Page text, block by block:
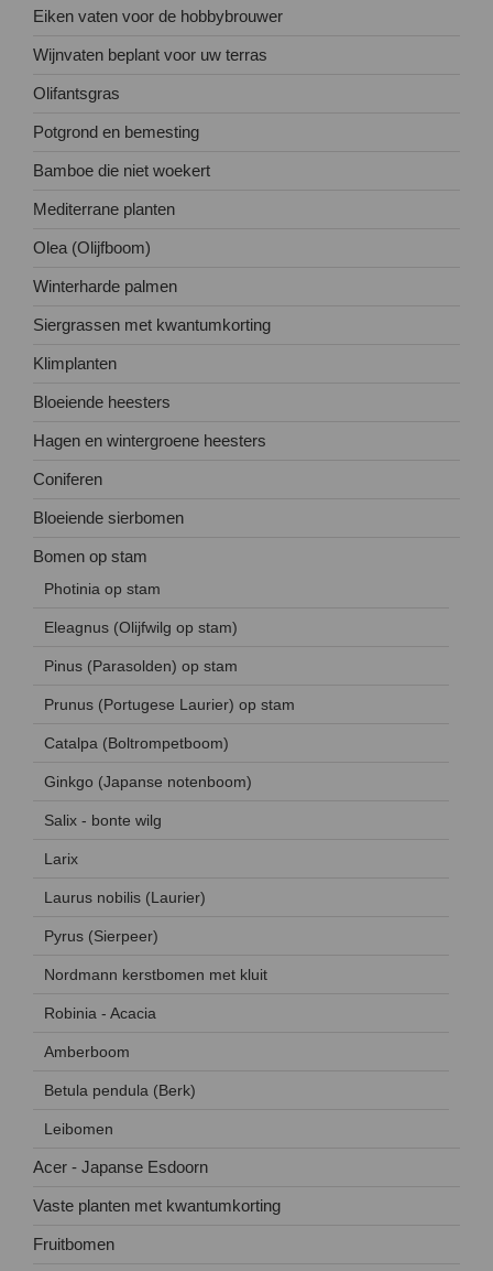
Eiken vaten voor de hobbybrouwer
Wijnvaten beplant voor uw terras
Olifantsgras
Potgrond en bemesting
Bamboe die niet woekert
Mediterrane planten
Olea (Olijfboom)
Winterharde palmen
Siergrassen met kwantumkorting
Klimplanten
Bloeiende heesters
Hagen en wintergroene heesters
Coniferen
Bloeiende sierbomen
Bomen op stam
Photinia op stam
Eleagnus (Olijfwilg op stam)
Pinus (Parasolden) op stam
Prunus (Portugese Laurier) op stam
Catalpa (Boltrompetboom)
Ginkgo (Japanse notenboom)
Salix - bonte wilg
Larix
Laurus nobilis (Laurier)
Pyrus (Sierpeer)
Nordmann kerstbomen met kluit
Robinia - Acacia
Amberboom
Betula pendula (Berk)
Leibomen
Acer - Japanse Esdoorn
Vaste planten met kwantumkorting
Fruitbomen